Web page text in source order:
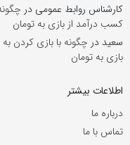
کارشناس روابط عمومی در
کسب درآمد از بازی به تومان
سعید در چگونه با بازی کردن
بازی به تومان
اطلاعات بیشتر
درباره ما
تماس با ما